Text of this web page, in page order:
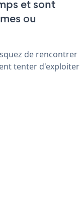
et sont
ou
de rencontrer
tenter d'exploiter